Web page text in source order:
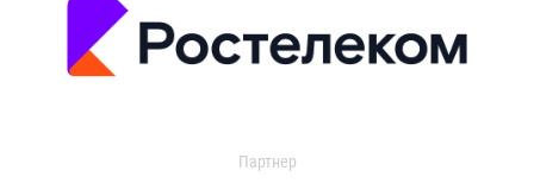
Партнер